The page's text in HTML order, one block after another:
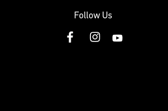
Follow Us